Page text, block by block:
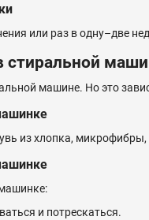
или раз в одну–две
стиральной
машине. Но это
из хлопка, микрофибры,
и потрескаться.